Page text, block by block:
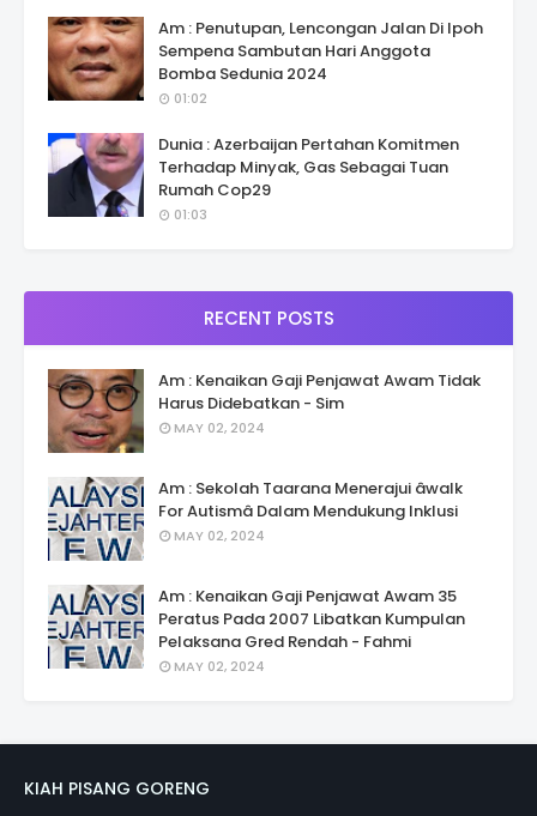
Am : Penutupan, Lencongan Jalan Di Ipoh
Sempena Sambutan Hari Anggota
Bomba Sedunia 2024
01:02
Dunia : Azerbaijan Pertahan Komitmen
Terhadap Minyak, Gas Sebagai Tuan
Rumah Cop29
01:03
RECENT POSTS
Am : Kenaikan Gaji Penjawat Awam Tidak
Harus Didebatkan - Sim
MAY 02, 2024
Am : Sekolah Taarana Menerajui âwalk
For Autismâ Dalam Mendukung Inklusi
MAY 02, 2024
Am : Kenaikan Gaji Penjawat Awam 35
Peratus Pada 2007 Libatkan Kumpulan
Pelaksana Gred Rendah - Fahmi
MAY 02, 2024
KIAH PISANG GORENG